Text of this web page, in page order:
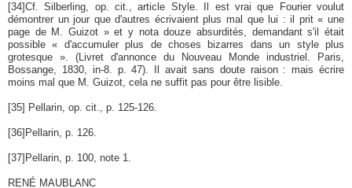
[34] Cf. Silberling, op. cit., article Style. Il est vrai que Fourier voulut
démontrer un jour que d'autres écrivaient plus mal que lui : il prit « une
page de M. Guizot » et y nota douze absurdités, demandant s'il était
possible « d'accumuler plus de choses bizarres dans un style plus
grotesque ». (Livret d'annonce du Nouveau Monde industriel. Paris,
Bossange, 1830, in-8. p. 47). Il avait sans doute raison : mais écrire
moins mal que M. Guizot, cela ne suffit pas pour être lisible.
[35] Pellarin, op. cit., p. 125-126.
[36] Pellarin, p. 126.
[37] Pellarin, p. 100, note 1.
RENÉ MAUBLANC